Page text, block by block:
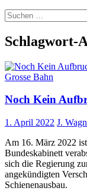
Suchen
nach:
Schlagwort-
Grosse Bahn
Noch Kein
1. April 2022 J.
Am 16. März 2022
Bundeskabinett
sich die Regierung
angekündigten
Schienenausbau.